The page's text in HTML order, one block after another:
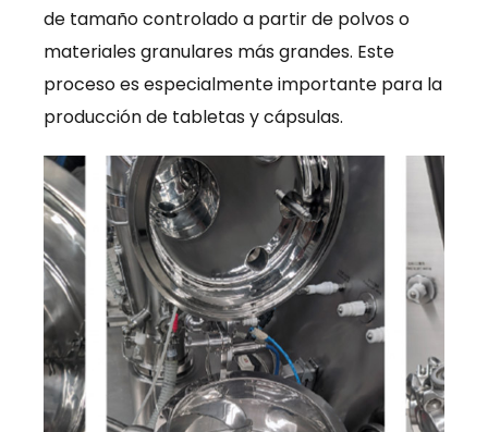
de tamaño controlado a partir de polvos o
materiales granulares más grandes. Este
proceso es especialmente importante para la
producción de tabletas y cápsulas.